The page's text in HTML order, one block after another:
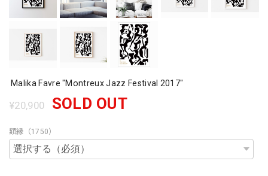
Malika Favre "Montreux Jazz Festival 2017"
¥20,900 SOLD OUT
額縁（1750）